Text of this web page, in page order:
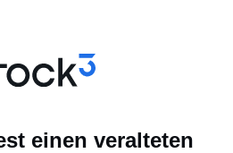
einen veralteten